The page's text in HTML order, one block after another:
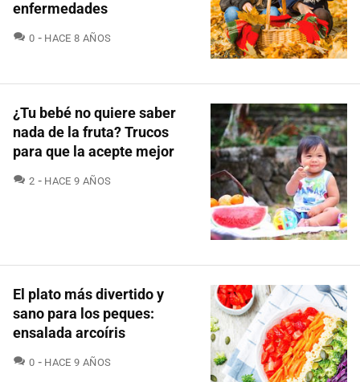
enfermedades
0 COMENTARIOS
HACE 8 AÑOS
¿Tu bebé no quiere saber
nada de la fruta? Trucos
para que la acepte mejor
2 COMENTARIOS
HACE 9 AÑOS
El plato más divertido y
sano para los peques:
ensalada arcoíris
0 COMENTARIOS
HACE 9 AÑOS